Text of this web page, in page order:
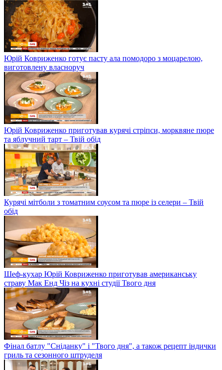
Юрій Ковриженко готує пасту ала помодоро з моцарелою,
виготовлену власноруч
Юрій Ковриженко приготував курячі стріпси, морквяне пюре
та яблучний тарт – Твій обід
Курячі мітболи з томатним соусом та пюре із селери – Твій
обід
Шеф-кухар Юрій Ковриженко приготував американську
страву Мак Енд Чіз на кухні студії Твого дня
Фінал батлу "Сніданку" і "Твого дня", а також рецепт індички
гриль та сезонного штруделя